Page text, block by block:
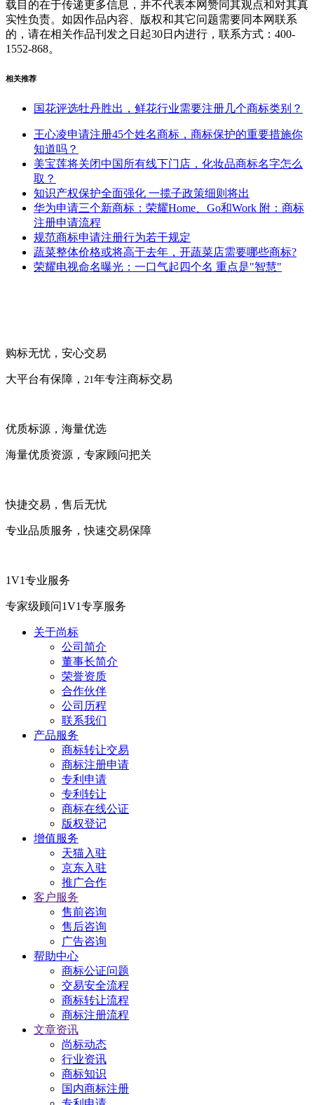
载目的在于传递更多信息，并不代表本网赞同其观点和对其真
实性负责。如因作品内容、版权和其它问题需要同本网联系
的，请在相关作品刊发之日起30日内进行，联系方式：400-
1552-868。
相关推荐
国花评选牡丹胜出，鲜花行业需要注册几个商标类别？
王心凌申请注册45个姓名商标，商标保护的重要措施你
知道吗？
美宝莲将关闭中国所有线下门店，化妆品商标名字怎么
取？
知识产权保护全面强化 一揽子政策细则将出
华为申请三个新商标：荣耀Home、Go和Work 附：商标
注册申请流程
规范商标申请注册行为若干规定
蔬菜整体价格或将高于去年，开蔬菜店需要哪些商标?
荣耀电视命名曝光：一口气起四个名 重点是"智慧"
购标无忧，安心交易
大平台有保障， 21 年专注商标交易
优质标源，海量优选
海量优质资源，专家顾问把关
快捷交易，售后无忧
专业品质服务，快速交易保障
1V1专业服务
专家级顾问1V1专享服务
关于尚标
公司简介
董事长简介
荣誉资质
合作伙伴
公司历程
联系我们
产品服务
商标转让交易
商标注册申请
专利申请
专利转让
商标在线公证
版权登记
增值服务
天猫入驻
京东入驻
推广合作
客户服务
售前咨询
售后咨询
广告咨询
帮助中心
商标公证问题
交易安全流程
商标转让流程
商标注册流程
文章资讯
尚标动态
行业资讯
商标知识
国内商标注册